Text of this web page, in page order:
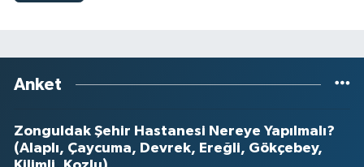
Anket
Zonguldak Şehir Hastanesi Nereye Yapılmalı?
(Alaplı, Çaycuma, Devrek, Ereğli, Gökçebey,